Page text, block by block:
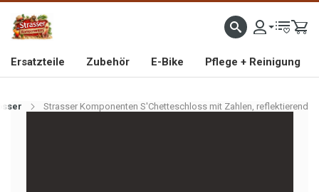
IMPORTEUR VON HOCHWERTIGEN FAHRRAD- UND MOFAERSATZTEILEN SEIT 1993
Ersatzteile Zubehör E-Bike Pflege + Reinigung
Strasser Komponenten S'Chetteschloss mit Zahlen, reflektierend